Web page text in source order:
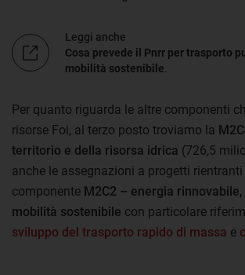
Leggi anche
Cosa prevede il Pnrr per trasporto
mobilità sostenibile
Per quanto riguarda le altre componenti
risorse Foi, al terzo posto troviamo la
territorio e della risorsa idrica (726,5
anche le assegnazioni a progetti rientranti
componente M2C2 – energia
mobilità sostenibile con particolare
sviluppo del trasporto rapido di massa e